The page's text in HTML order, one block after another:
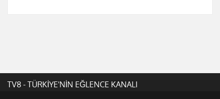
TV8 - TÜRKİYE'NİN EĞLENCE KANALI